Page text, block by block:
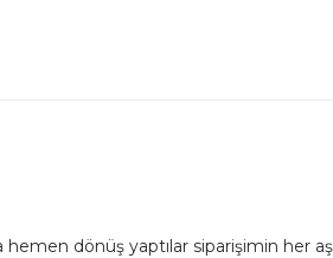
hemen dönüş yaptılar siparişimin her